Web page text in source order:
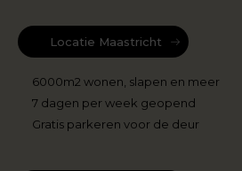
Locatie Maastricht
6000m2 wonen, slapen en meer
7 dagen per week geopend
Gratis parkeren voor de deur